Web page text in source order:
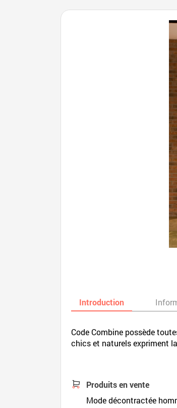
Introduction
Code Combine possède
chics et naturels expriment
Produits en vente
Mode décontractée